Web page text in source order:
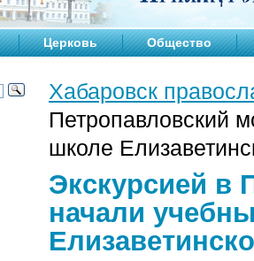
Церковь Общество
Хабаровск
Петропавловский
школе
Экскурсией в
начали